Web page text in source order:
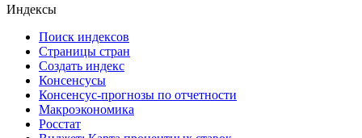
Индексы
Поиск индексов
Страницы стран
Создать индекс
Консенсусы
Консенсус-прогнозы по отчетности
Макроэкономика
Росстат